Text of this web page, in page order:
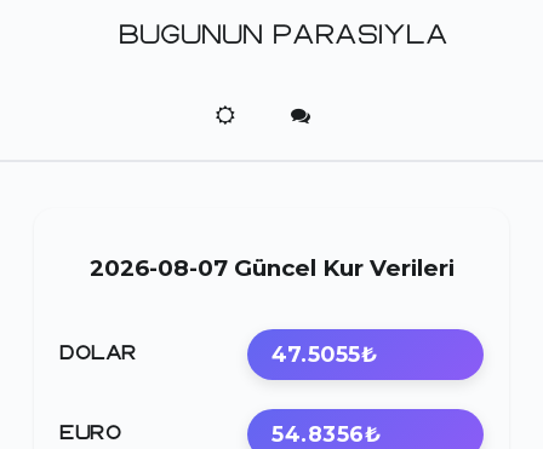
BUGUNUN PARASIYLA
2026-08-07 Güncel Kur Verileri
DOLAR 47.5055₺
EURO 54.8356₺